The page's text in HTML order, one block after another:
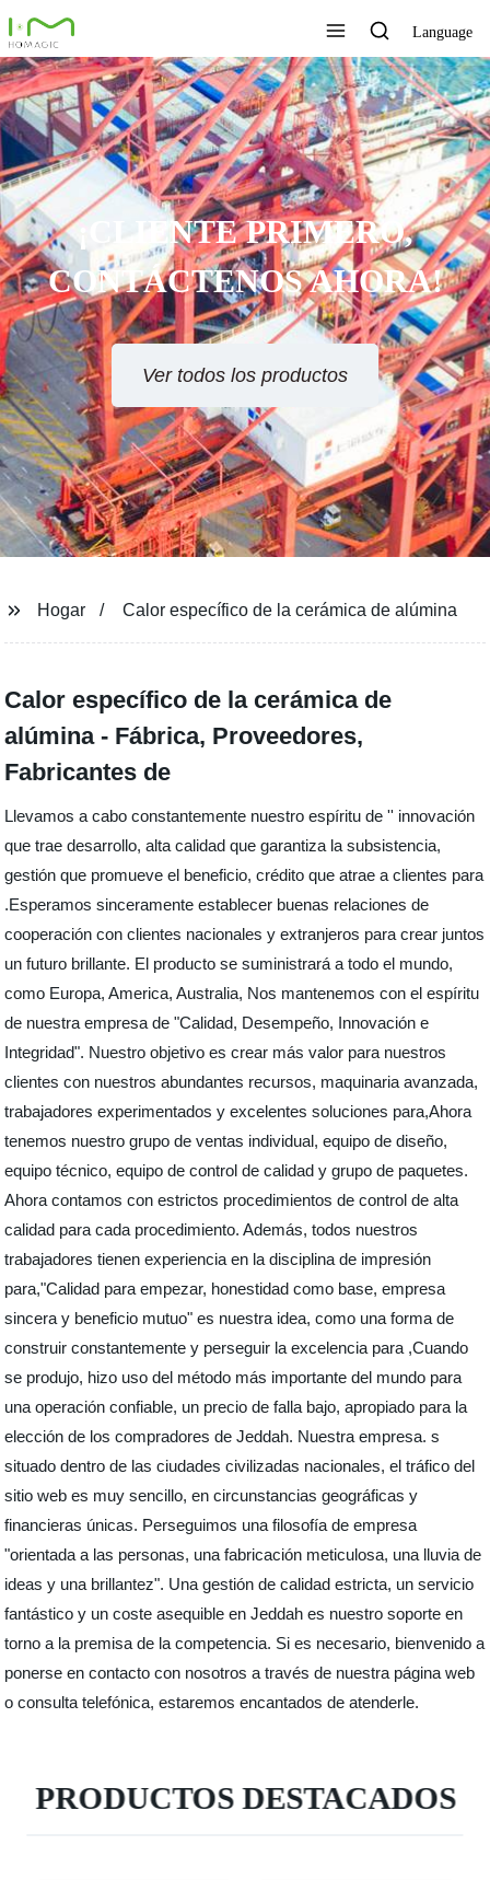
Language
¡CLIENTE PRIMERO,
CONTÁCTENOS AHORA!
Ver todos los productos
Hogar Calor específico de la cerámica de alúmina
Calor específico de la cerámica de
alúmina - Fábrica, Proveedores,
Fabricantes de
Llevamos a cabo constantemente nuestro espíritu de '' innovación
que trae desarrollo, alta calidad que garantiza la subsistencia,
gestión que promueve el beneficio, crédito que atrae a clientes para
.Esperamos sinceramente establecer buenas relaciones de
cooperación con clientes nacionales y extranjeros para crear juntos
un futuro brillante. El producto se suministrará a todo el mundo,
como Europa, America, Australia, Nos mantenemos con el espíritu
de nuestra empresa de "Calidad, Desempeño, Innovación e
Integridad". Nuestro objetivo es crear más valor para nuestros
clientes con nuestros abundantes recursos, maquinaria avanzada,
trabajadores experimentados y excelentes soluciones para,Ahora
tenemos nuestro grupo de ventas individual, equipo de diseño,
equipo técnico, equipo de control de calidad y grupo de paquetes.
Ahora contamos con estrictos procedimientos de control de alta
calidad para cada procedimiento. Además, todos nuestros
trabajadores tienen experiencia en la disciplina de impresión
para,"Calidad para empezar, honestidad como base, empresa
sincera y beneficio mutuo" es nuestra idea, como una forma de
construir constantemente y perseguir la excelencia para ,Cuando
se produjo, hizo uso del método más importante del mundo para
una operación confiable, un precio de falla bajo, apropiado para la
elección de los compradores de Jeddah. Nuestra empresa. s
situado dentro de las ciudades civilizadas nacionales, el tráfico del
sitio web es muy sencillo, en circunstancias geográficas y
financieras únicas. Perseguimos una filosofía de empresa
"orientada a las personas, una fabricación meticulosa, una lluvia de
ideas y una brillantez". Una gestión de calidad estricta, un servicio
fantástico y un coste asequible en Jeddah es nuestro soporte en
torno a la premisa de la competencia. Si es necesario, bienvenido a
ponerse en contacto con nosotros a través de nuestra página web
o consulta telefónica, estaremos encantados de atenderle.
PRODUCTOS DESTACADOS